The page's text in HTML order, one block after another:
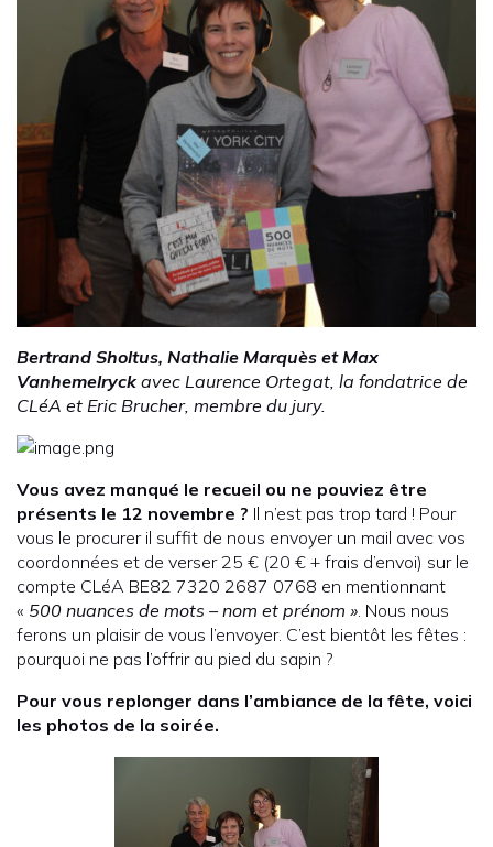
Bertrand Sholtus, Nathalie Marquès et Max
Vanhemelryck avec Laurence Ortegat, la fondatrice de
CLéA et Eric Brucher, membre du jury.
Vous avez manqué le recueil ou ne pouviez être
présents le 12 novembre ? Il n’est pas trop tard ! Pour
vous le procurer il suffit de nous envoyer un mail avec vos
coordonnées et de verser 25 € (20 € + frais d’envoi) sur le
compte CLéA BE82 7320 2687 0768 en mentionnant
« 500 nuances de mots – nom et prénom » . Nous nous
ferons un plaisir de vous l’envoyer. C’est bientôt les fêtes :
pourquoi ne pas l’offrir au pied du sapin ?
Pour vous replonger dans l’ambiance de la fête, voici
les photos de la soirée.